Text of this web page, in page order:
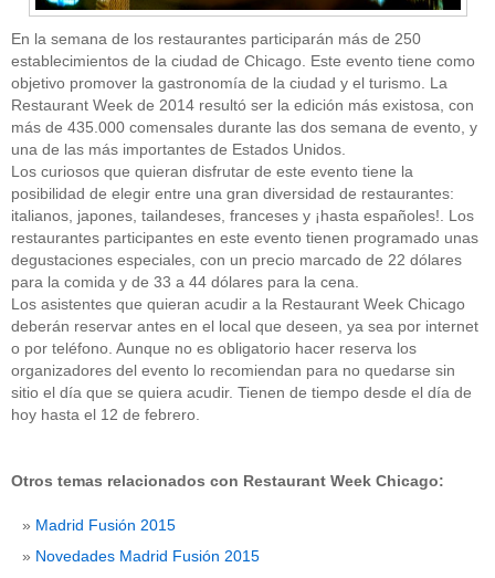
En la semana de los restaurantes participarán más de 250
establecimientos de la ciudad de Chicago. Este evento tiene como
objetivo promover la gastronomía de la ciudad y el turismo. La
Restaurant Week de 2014 resultó ser la edición más existosa, con
más de 435.000 comensales durante las dos semana de evento, y
una de las más importantes de Estados Unidos.
Los curiosos que quieran disfrutar de este evento tiene la
posibilidad de elegir entre una gran diversidad de restaurantes:
italianos, japones, tailandeses, franceses y ¡hasta españoles!. Los
restaurantes participantes en este evento tienen programado unas
degustaciones especiales, con un precio marcado de 22 dólares
para la comida y de 33 a 44 dólares para la cena.
Los asistentes que quieran acudir a la Restaurant Week Chicago
deberán reservar antes en el local que deseen, ya sea por internet
o por teléfono. Aunque no es obligatorio hacer reserva los
organizadores del evento lo recomiendan para no quedarse sin
sitio el día que se quiera acudir. Tienen de tiempo desde el día de
hoy hasta el 12 de febrero.
Otros temas relacionados con Restaurant Week Chicago:
Madrid Fusión 2015
Novedades Madrid Fusión 2015